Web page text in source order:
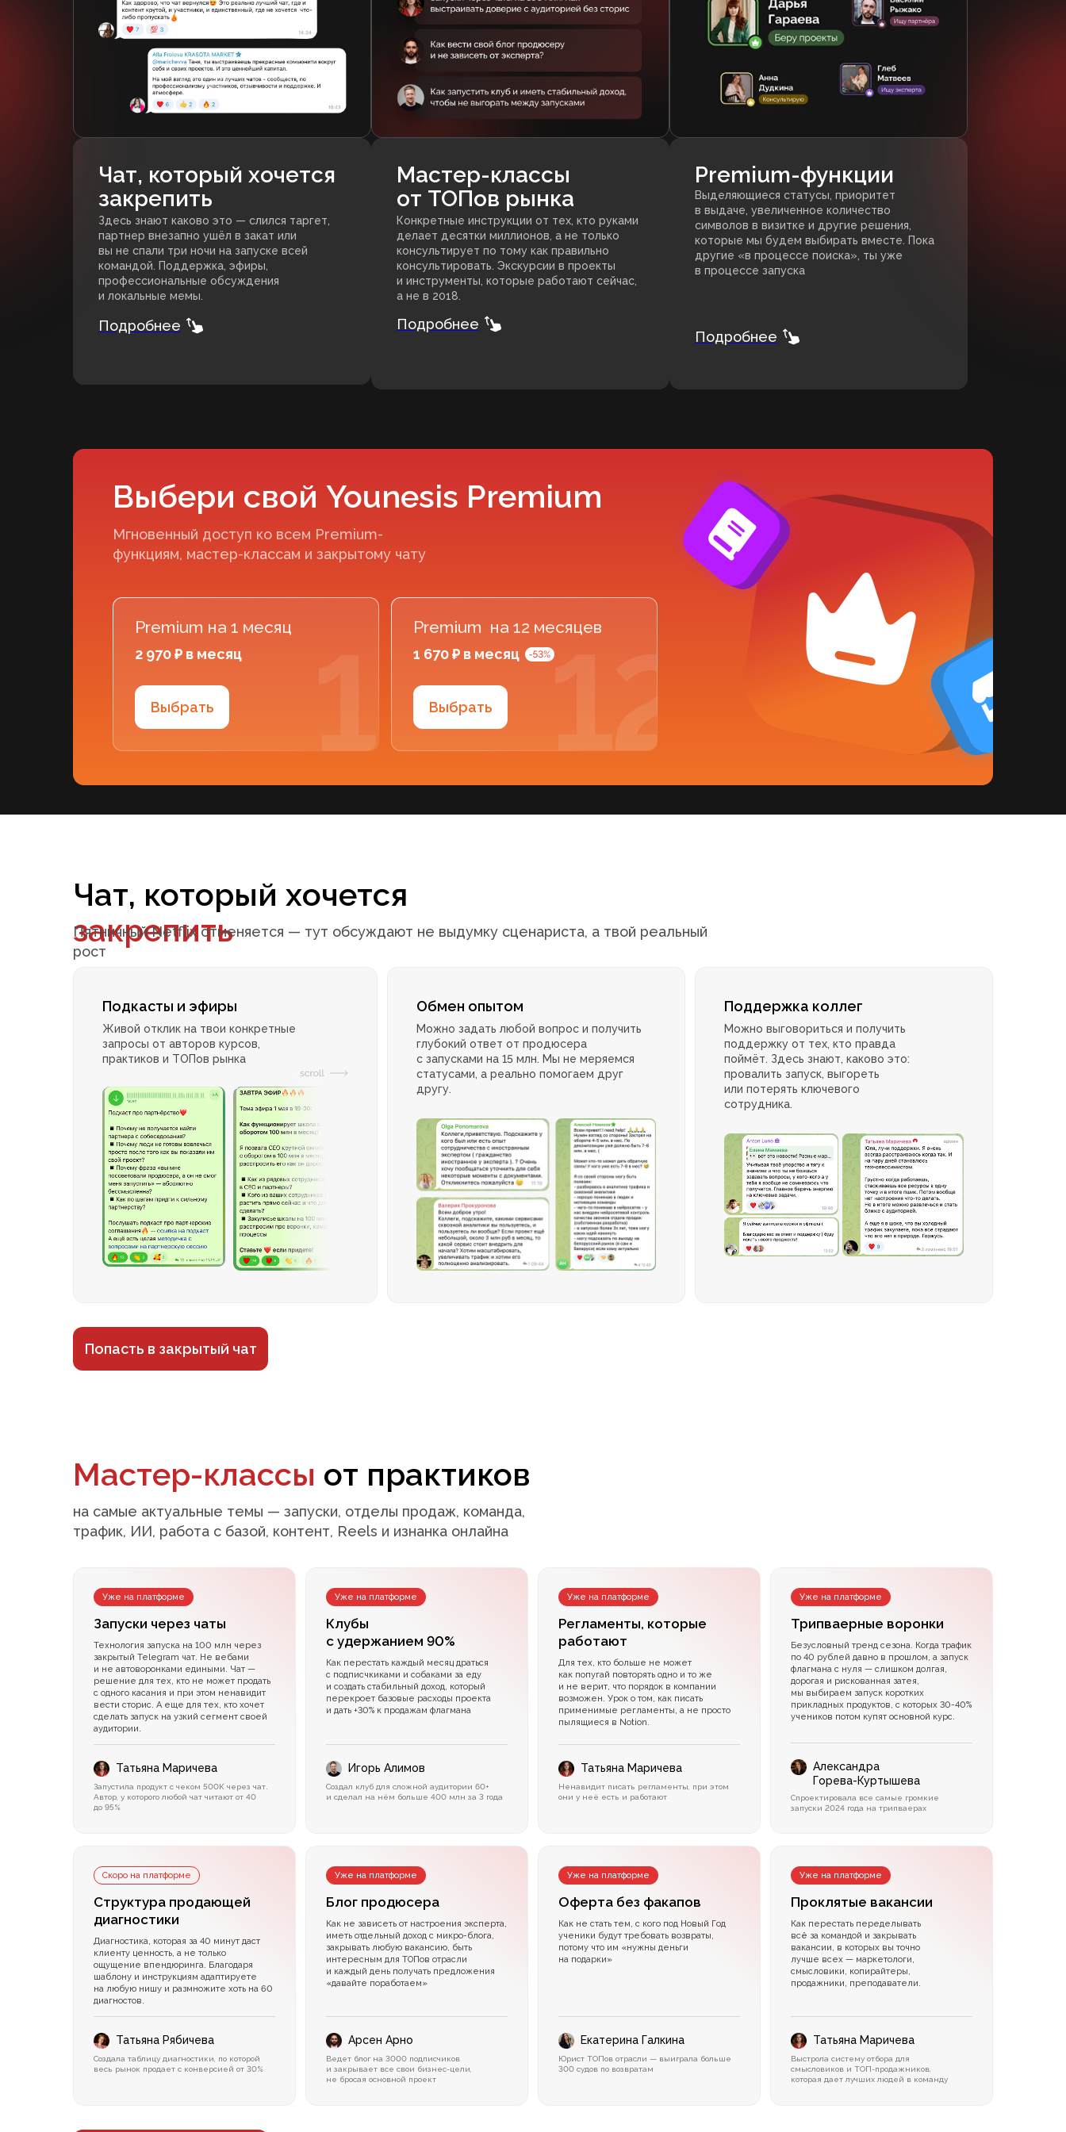
Чат, который хочется
закрепить
Здесь знают каково это — слился таргет,
партнер внезапно ушёл в закат или
вы не спали три ночи на запуске всей
командой. Поддержка, эфиры,
профессиональные обсуждения
и локальные мемы.
Подробнее
Мастер-классы
от ТОПов рынка
Конкретные инструкции от тех, кто руками
делает десятки миллионов, а не только
консультирует по тому как правильно
консультировать. Экскурсии в проекты
и инструменты, которые работают сейчас,
а не в 2018.
Подробнее
Premium-функции
Выделяющиеся статусы, приоритет
в выдаче, увеличенное количество
символов в визитке и другие решения,
которые мы будем выбирать вместе. Пока
другие «в процессе поиска», ты уже
в процессе запуска
Подробнее
Выбери свой Younesis Premium
Мгновенный доступ ко всем Premium-
функциям, мастер-классам и закрытому чату
2 970 ₽ в месяц
Premium на 1 месяц
Выбрать
1 670 ₽ в месяц
Premium на 12 месяцев
Выбрать
Чат, который хочется
закрепить
Пятничный Netflix отменяется — тут обсуждают не выдумку сценариста, а твой реальный
рост
Подкасты и эфиры
Живой отклик на твои конкретные
запросы от авторов курсов,
практиков и ТОПов рынка
Обмен опытом
Можно задать любой вопрос и получить
глубокий ответ от продюсера
с запусками на 15 млн. Мы не меряемся
статусами, а реально помогаем друг
другу.
Поддержка коллег
Можно выговориться и получить
поддержку от тех, кто правда
поймёт. Здесь знают, каково это:
провалить запуск, выгореть
или потерять ключевого
сотрудника.
Попасть в закрытый чат
Мастер-классы от практиков
на самые актуальные темы — запуски, отделы продаж, команда,
трафик, ИИ, работа с базой, контент, Reels и изнанка онлайна
Уже на платформе
Запуски через чаты
Технология запуска на 100 млн через
закрытый Telegram чат. Не вебами
и не автоворонками едиными. Чат —
решение для тех, кто не может продать
с одного касания и при этом ненавидит
вести сторис. А еще для тех, кто хочет
сделать запуск на узкий сегмент своей
аудитории.
Татьяна Маричева
Запустила продукт с чеком 500К через чат.
Автор, у которого любой чат читают от 40
до 95%
Уже на платформе
Клубы
с удержанием 90%
Как перестать каждый месяц драться
с подписчкиками и собаками за еду
и создать стабильный доход, который
перекроет базовые расходы проекта
и дать +30% к продажам флагмана
Игорь Алимов
Создал клуб для сложной аудитории 60+
и сделал на нём больше 400 млн за 3 года
Уже на платформе
Регламенты, которые
работают
Для тех, кто больше не может
как попугай повторять одно и то же
и не верит, что порядок в компании
возможен. Урок о том, как писать
применимые регламенты, а не просто
пылящиеся в Notion.
Татьяна Маричева
Ненавидит писать регламенты, при этом
они у неё есть и работают
Уже на платформе
Трипваерные воронки
Безусловный тренд сезона. Когда трафик
по 40 рублей давно в прошлом, а запуск
флагмана с нуля — слишком долгая,
дорогая и рискованная затея,
мы выбираем запуск коротких
прикладных продуктов, с которых 30-40%
учеников потом купят основной курс.
Александра
Горева-Куртышева
Спроектировала все самые громкие
запуски 2024 года на трипваерах
Скоро на платформе
Структура продающей
диагностики
Диагностика, которая за 40 минут даст
клиенту ценность, а не только
ощущение впендюринга. Благодаря
шаблону и инструкциям адаптируете
на любую нишу и размножите хоть на 60
диагностов.
Татьяна Рябичева
Создала таблицу диагностики, по которой
весь рынок продает с конверсией от 30%
Уже на платформе
Блог продюсера
Как не зависеть от настроения эксперта,
иметь отдельный доход с микро-блога,
закрывать любую вакансию, быть
интересным для ТОПов отрасли
и каждый день получать предложения
«давайте поработаем»
Арсен Арно
Ведет блог на 3000 подписчиков
и закрывает все свои бизнес-цели,
не бросая основной проект
Уже на платформе
Оферта без факапов
Как не стать тем, с кого под Новый Год
ученики будут требовать возвраты,
потому что им «нужны деньги
на подарки»
Екатерина Галкина
Юрист ТОПов отрасли — выиграла больше
300 судов по возвратам
Уже на платформе
Проклятые вакансии
Как перестать переделывать
всё за командой и закрывать
вакансии, в которых вы точно
лучше всех — маркетологи,
смысловики, копирайтеры,
продажники, преподаватели.
Татьяна Маричева
Выстрола систему отбора для
смысловиков и ТОП-продажников,
которая дает лучших людей в команду